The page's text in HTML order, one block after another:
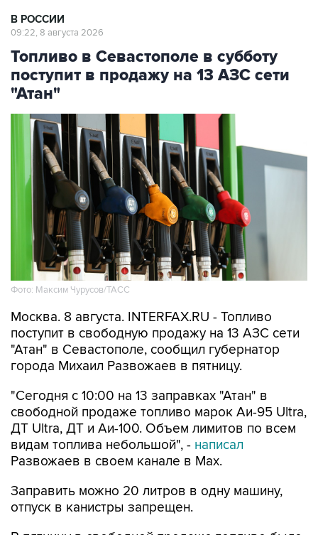
В РОССИИ
09:22, 8 августа 2026
Топливо в Севастополе в субботу
поступит в продажу на 13 АЗС сети
"Атан"
Фото: Максим Чурусов/ТАСС
Москва. 8 августа. INTERFAX.RU - Топливо
поступит в свободную продажу на 13 АЗС сети
"Атан" в Севастополе, сообщил губернатор
города Михаил Развожаев в пятницу.
"Сегодня с 10:00 на 13 заправках "Атан" в
свободной продаже топливо марок Аи-95 Ultra,
ДТ Ultra, ДТ и Аи-100. Объем лимитов по всем
видам топлива небольшой", - написал
Развожаев в своем канале в Max.
Заправить можно 20 литров в одну машину,
отпуск в канистры запрещен.